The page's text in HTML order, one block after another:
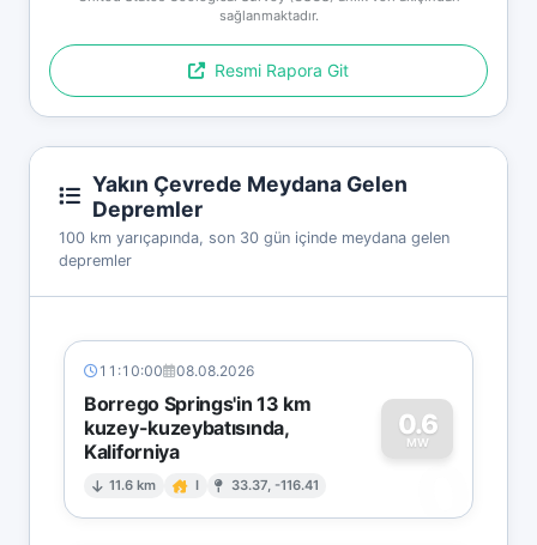
sağlanmaktadır.
Resmi Rapora Git
Yakın Çevrede Meydana Gelen
Depremler
100 km yarıçapında, son 30 gün içinde meydana gelen
depremler
11:10:00 08.08.2026
Borrego Springs'in 13 km
kuzey-kuzeybatısında,
Kaliforniya
11.6 km I 33.37, -116.41
0.6
MW
0